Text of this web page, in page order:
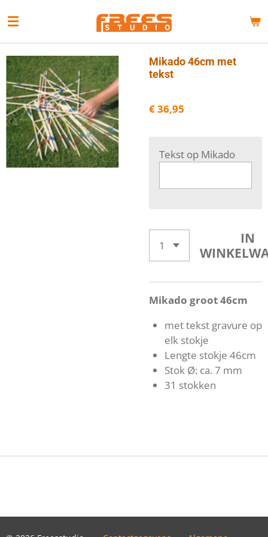
direct
de
hoofdinhoud
Mikado 46cm met
tekst
€ 36,95
Tekst op Mikado
IN
Mikado groot 46cm
met tekst gravure op
elk stokje
Lengte stokje 46cm
Stok Ø: ca. 7 mm
31 stokken